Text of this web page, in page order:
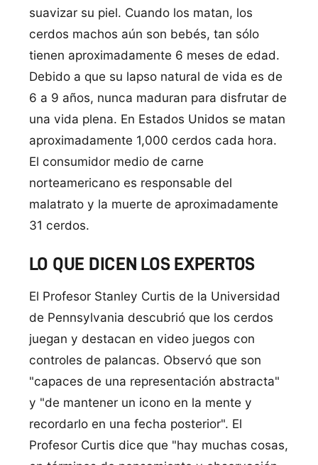
suavizar su piel. Cuando los matan, los
cerdos machos aún son bebés, tan sólo
tienen aproximadamente 6 meses de edad.
Debido a que su lapso natural de vida es de
6 a 9 años, nunca maduran para disfrutar de
una vida plena. En Estados Unidos se matan
aproximadamente 1,000 cerdos cada hora.
El consumidor medio de carne
norteamericano es responsable del
malatrato y la muerte de aproximadamente
31 cerdos.
LO QUE DICEN LOS EXPERTOS
El Profesor Stanley Curtis de la Universidad
de Pennsylvania descubrió que los cerdos
juegan y destacan en video juegos con
controles de palancas. Observó que son
"capaces de una representación abstracta"
y "de mantener un icono en la mente y
recordarlo en una fecha posterior". El
Profesor Curtis dice que "hay muchas cosas,